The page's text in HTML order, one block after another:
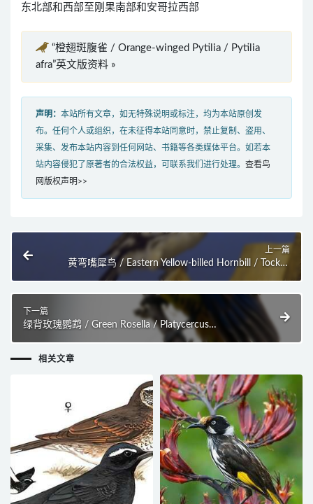
东北部和西部至刚果南部和安哥拉西部
“橙翅斑腹雀 / Orange-winged Pytilia / Pytilia
afra”英文版资料 »
声明： 本站所有文章，如无特殊说明或标注，均为本站原创发
布。任何个人或组织，在未征得本站同意时，禁止复制、盗用、
采集、发布本站内容到任何网站、书籍等各类媒体平台。如若本
站内容侵犯了原著者的合法权益，可联系我们进行处理。 查看鸟
网版权声明>>
上一篇
黄弯嘴犀鸟 / Eastern Yellow-billed Hornbill / Tockus
下一篇
绿背玫瑰鹦鹉 / Green Rosella / Platycercus
相关文章